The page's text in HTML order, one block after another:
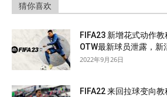
猜你喜欢
FIFA23 新增花式动作
OTW最新球员泄露，新
2022年9月26日
FIFA22 来回拉球变向教